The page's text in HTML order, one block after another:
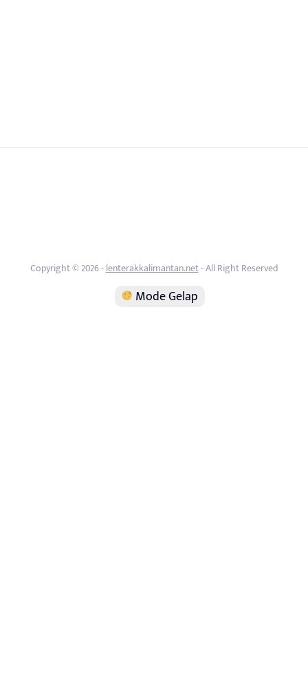
Copyright © 2026 -lenterakkalimantan.net- All Right Reserved
Mode Gelap